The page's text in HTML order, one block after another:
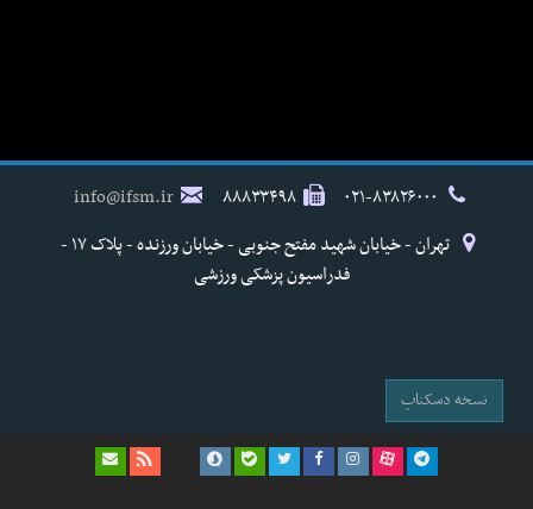
۸۸۸۳۳۴۹۸
info@ifsm.ir
تهران - خیابان شهید مفتح جنوبی - خیابان ورزنده - پلاک ۱۷ -
فدراسیون پزشکی ورزشی
نسخه دسکتاپ